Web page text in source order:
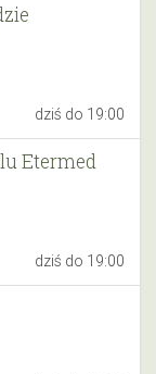
dziś do 19:00
Etermed
dziś do 19:00